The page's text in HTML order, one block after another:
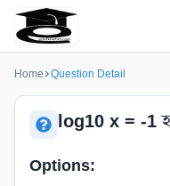
Home Question Detail
log10 x = -1
Options: